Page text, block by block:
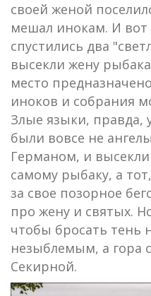
своей женой
мешал инокам. И
спустились два
высекли жену
место
иноков и собрания
Злые языки, правда,
были вовсе не
Германом, и
самому рыбаку, а
за свое позорное
про жену и святых.
чтобы бросать тень
незыблемым, а гора
Секирной.